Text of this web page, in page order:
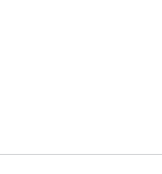
Füge noch
kostenlosen